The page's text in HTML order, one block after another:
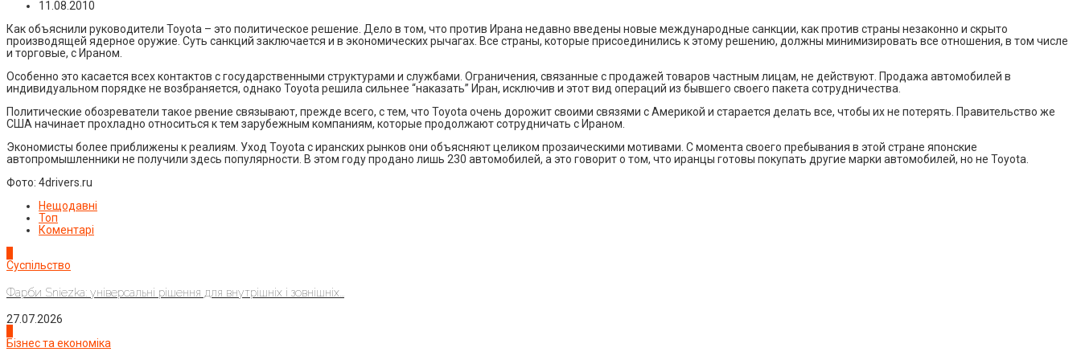
11.08.2010
Как объяснили руководители Toyota – это политическое решение. Дело в том, что против Ирана недавно введены новые международные санкции, как против страны незаконно и скрыто
производящей ядерное оружие. Суть санкций заключается и в экономических рычагах. Все страны, которые присоединились к этому решению, должны минимизировать все отношения, в том числе
и торговые, с Ираном.
Особенно это касается всех контактов с государственными структурами и службами. Ограничения, связанные с продажей товаров частным лицам, не действуют. Продажа автомобилей в
индивидуальном порядке не возбраняется, однако Toyota решила сильнее “наказать” Иран, исключив и этот вид операций из бывшего своего пакета сотрудничества.
Политические обозреватели такое рвение связывают, прежде всего, с тем, что Toyota очень дорожит своими связями с Америкой и старается делать все, чтобы их не потерять. Правительство же
США начинает прохладно относиться к тем зарубежным компаниям, которые продолжают сотрудничать с Ираном.
Экономисты более приближены к реалиям. Уход Toyota с иранских рынков они объясняют целиком прозаическими мотивами. С момента своего пребывания в этой стране японские
автопромышленники не получили здесь популярности. В этом году продано лишь 230 автомобилей, а это говорит о том, что иранцы готовы покупать другие марки автомобилей, но не Toyota.
Фото: 4drivers.ru
Нещодавні
Топ
Коментарі
Суспільство
Фарби Sniezka: універсальні рішення для внутрішніх і зовнішніх...
27.07.2026
Бізнес та економіка